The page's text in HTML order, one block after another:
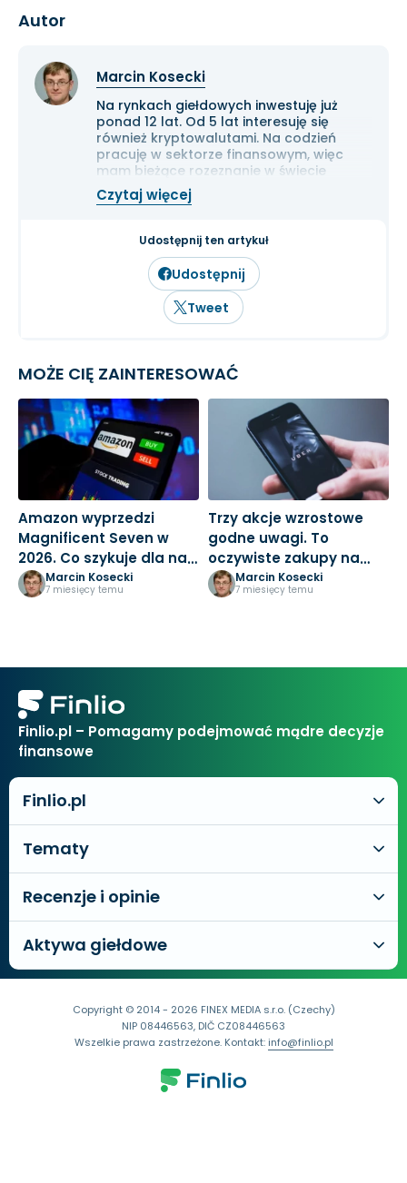
Autor
Marcin Kosecki
Na rynkach giełdowych inwestuję już
ponad 12 lat. Od 5 lat interesuję się
również kryptowalutami. Na codzień
pracuję w sektorze finansowym, więc
mam bieżące rozeznanie w świecie
gospodarki i ekonomii. Cenię przede
wszystkim solidną analizę
inwestowanie długoterminowe.
Czytaj więcej
Udostępnij ten artykuł
Udostępnij
Tweet
MOŻE CIĘ ZAINTERESOWAĆ
Amazon wyprzedzi
Magnificent Seven w
2026. Co szykuje dla nas
Jeff Bezos?
Marcin Kosecki
7 miesięcy temu
Trzy akcje wzrostowe
godne uwagi. To
oczywiste zakupy na
nowy rok
Marcin Kosecki
7 miesięcy temu
Finlio.pl – Pomagamy podejmować mądre decyzje
finansowe
Finlio.pl
Tematy
Recenzje i opinie
Aktywa giełdowe
Copyright © 2014 - 2026 FINEX MEDIA s.r.o. (Czechy)
NIP 08446563, DIČ CZ08446563
Wszelkie prawa zastrzeżone. Kontakt:info@finlio.pl